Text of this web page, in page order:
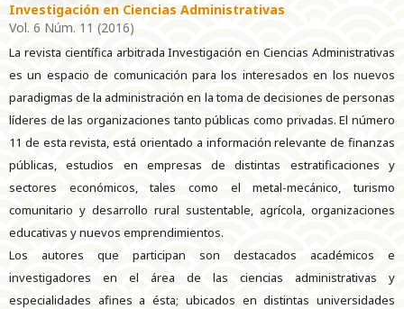
Investigación en Ciencias Administrativas
Vol. 6 Núm. 11 (2016)
La revista científica arbitrada Investigación en Ciencias Administrativas
es un espacio de comunicación para los interesados en los nuevos
paradigmas de la administración en la toma de decisiones de personas
líderes de las organizaciones tanto públicas como privadas. El número
11 de esta revista, está orientado a información relevante de finanzas
públicas, estudios en empresas de distintas estratificaciones y
sectores económicos, tales como el metal-mecánico, turismo
comunitario y desarrollo rural sustentable, agrícola, organizaciones
educativas y nuevos emprendimientos.
Los autores que participan son destacados académicos e
investigadores en el área de las ciencias administrativas y
especialidades afines a ésta; ubicados en distintas universidades